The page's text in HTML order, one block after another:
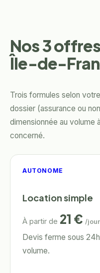
Nos 3
Île-de-
Trois formules selon
dossier (assurance ou
dimensionnée au volume
concerné.
AUTONOME
Location simple
À partir de 21 € /
Devis ferme sous
volume.